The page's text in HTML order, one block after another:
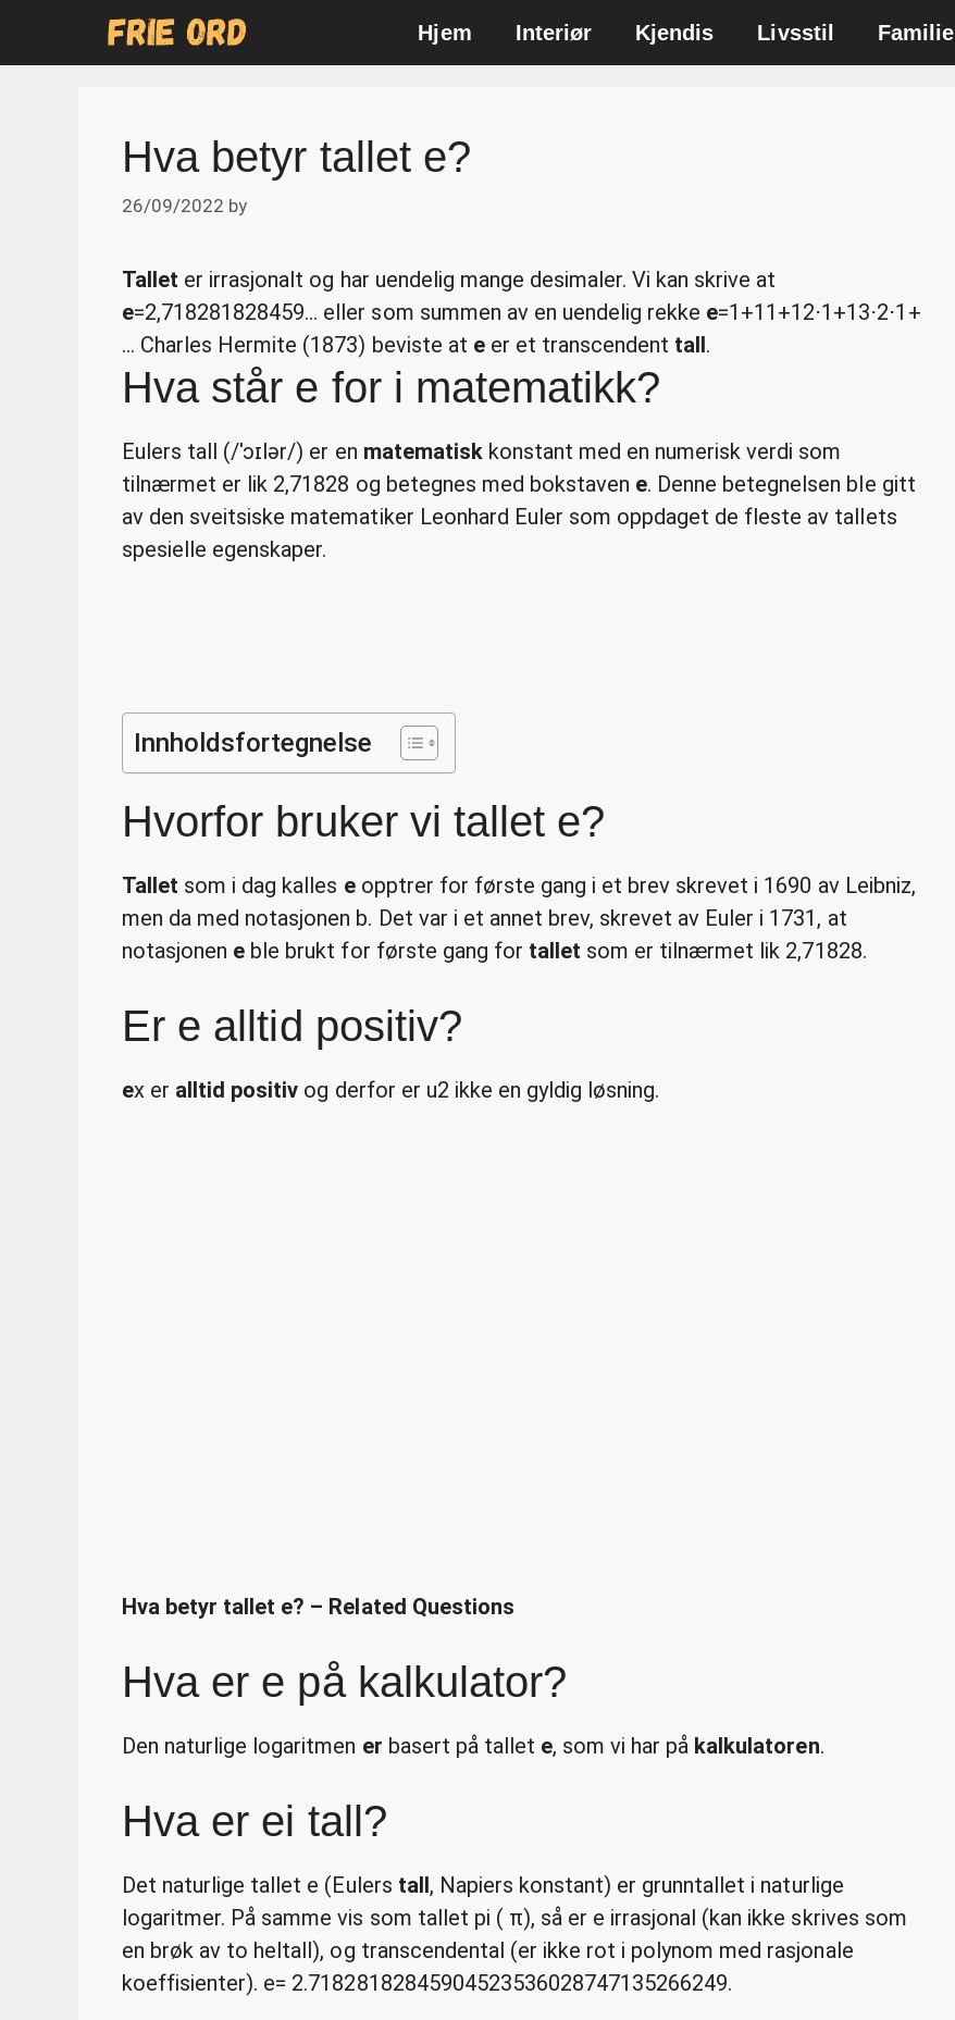
Hjem Interiør Kjendis Livsstil Familie
Hva betyr tallet e?
26/09/2022 by
Tallet er irrasjonalt og har uendelig mange desimaler. Vi kan skrive at
e=2,718281828459… eller som summen av en uendelig rekke e=1+11+12⋅1+13⋅2⋅1+
… Charles Hermite (1873) beviste at eer et transcendent tall.
Hva står e for i matematikk?
Eulers tall (/ˈɔɪlər/) er en matematiskkonstant med en numerisk verdi som
tilnærmet er lik 2,71828 og betegnes med bokstaven e. Denne betegnelsen ble gitt
av den sveitsiske matematiker Leonhard Euler som oppdaget de fleste av tallets
spesielle egenskaper.
Innholdsfortegnelse
Hvorfor bruker vi tallet e?
Tallet som i dag kalles eopptrer for første gang i et brev skrevet i 1690 av Leibniz,
men da med notasjonen b. Det var i et annet brev, skrevet av Euler i 1731, at
notasjonen e ble brukt for første gang for tallet som er tilnærmet lik 2,71828.
Er e alltid positiv?
ex er alltid positiv og derfor er u2 ikke en gyldig løsning.
Hva betyr tallet e? – Related Questions
Hva er e på kalkulator?
Den naturlige logaritmen er basert på tallet e, som vi har på kalkulatoren.
Hva er ei tall?
Det naturlige tallet e (Eulers tall, Napiers konstant) er grunntallet i naturlige
logaritmer. På samme vis som tallet pi ( π), så er e irrasjonal (kan ikke skrives som
en brøk av to heltall), og transcendental (er ikke rot i polynom med rasjonale
koeffisienter). e= 2.71828182845904523536028747135266249.